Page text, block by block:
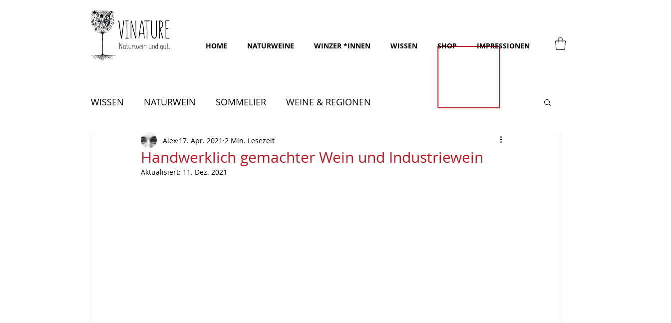
HOME NATURWEINE WINZER *INNEN WISSEN SHOP IMPRESSIONEN
WISSEN NATURWEIN SOMMELIER WEINE & REGIONEN
Handwerklich gemachter Wein und Industriewein
Alex 17. Apr. 2021 2 Min. Lesezeit
Aktualisiert: 11. Dez. 2021